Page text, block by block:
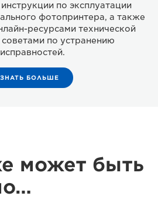
по эксплуатации
фотопринтера, а также
ресурсами технической
по устранению
БОЛЬШЕ
может быть